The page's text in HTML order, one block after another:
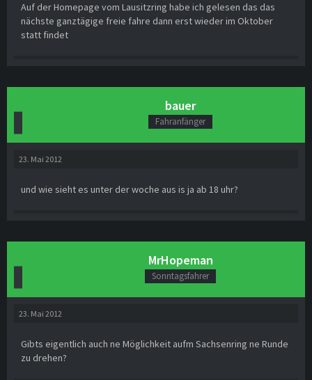
Auf der Homepage vom Lausitzring habe ich gelesen das das
nächste ganztägige freie fahre dann erst wieder im Oktober
statt findet
bauer
Fahranfänger
23. Mai 2012
und wie sieht es unter der woche aus is ja ab 18 uhr?
MrHopeman
Sonntagsfahrer
23. Mai 2012
Gibts eigentlich auch ne Möglichkeit aufm Sachsenring ne Runde
zu drehen?